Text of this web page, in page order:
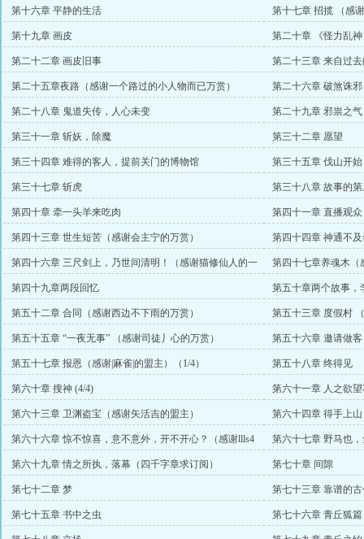
第十六章 平静的生活 第十七章 招揽 （感
第十九章 画皮 第二十章 《怪力乱
第二十二章 画皮旧事
第二十三章 来自过
赏）
第二十五章夜路（感谢一个路过的小人物而已万赏）
第二十六章 破煞诛
赏）
第二十八章 鬼道失传，人心未变 第二十九章 邪祟之气
第三十一章 斩妖，除魔 第三十二章 愿望
第三十四章 难得的客人，提前关门的博物馆 第三十五章 伐山开始
第三十七章 斩虎 第三十八章 故事的
第四十章 牵一头羊来吃肉 第四十一章 直播观
第四十三章 世生短苦（感谢会主宁的万赏） 第四十四章 神通不
第四十六章 三尺剑上，乃世间清明！（感谢猫修仙人的一
万五千起点币）
第四十七章养魂木（
第四十九章两段回忆 第五十章两个故事，
第五十二章 合同（感谢西边不下雨的万赏） 第五十三章 度假村
第五十五章 “一夜无事” （感谢司徒丿心的万赏） 第五十六章 邀请做客
第五十七章 报恩（感谢|麻雀|的盟主）（1/4） 第五十八章 终得见
第六十章 搜神 (4/4) 第六十一章 人之欲
第六十三章 卫渊盗宝（感谢矢活吉的盟主） 第六十四章 得手上
第六十六章 惊不惊喜，意不意外，开不开心？（感谢llls4
一万五千起点币
第六十七章 野马也
第六十九章 情之所执，落幕（四千字章求订阅） 第七十章 间隙
第七十二章 梦 第七十三章 靠谱的
第七十五章 书中之虫 第七十六章 青丘狐篇